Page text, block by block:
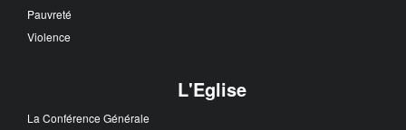
Pauvreté
Violence
L'Eglise
La Conférence Générale